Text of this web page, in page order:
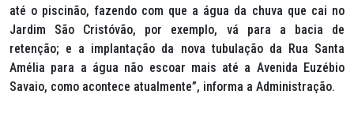
até o piscinão, fazendo com que a água da chuva que cai no
Jardim São Cristóvão, por exemplo, vá para a bacia de
retenção; e a implantação da nova tubulação da Rua Santa
Amélia para a água não escoar mais até a Avenida Euzébio
Savaio, como acontece atualmente”, informa a Administração.